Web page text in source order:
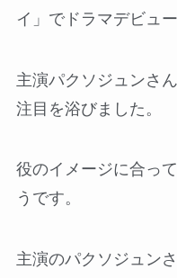
イ」でドラマデビュー
主演パクソジュンさ
注目を浴びました。
役のイメージに合っ
うです。
主演のパクソジュン